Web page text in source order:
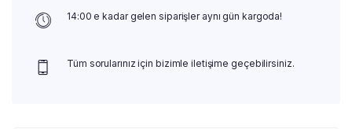
14:00 e kadar gelen siparişler aynı gün kargoda!
Tüm sorularınız için bizimle iletişime geçebilirsiniz.